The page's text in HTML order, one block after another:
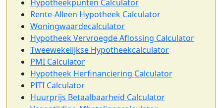
Hypotheekpunten Calculator
Rente-Alleen Hypotheek Calculator
Woningwaardecalculator
Hypotheek Vervroegde Aflossing Calculator
Tweewekelijkse Hypotheekcalculator
PMI Calculator
Hypotheek Herfinanciering Calculator
PITI Calculator
Huurprijs Betaalbaarheid Calculator